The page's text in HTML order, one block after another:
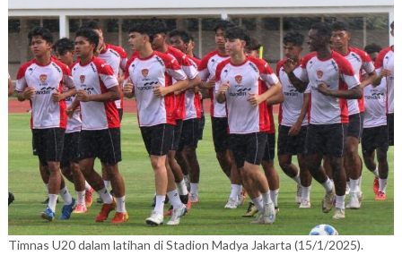
Timnas U20 dalam latihan di Stadion Madya Jakarta (15/1/2025).